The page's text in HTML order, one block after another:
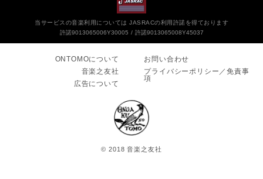
当サービスの音楽利用については JASRACの利用許諾を得ております
許諾9013065006Y30005
許諾9013065008Y45037
ONTOMOについて
音楽之友社
広告について
お問い合わせ
プライバシーポリシー／免責事
項
© 2018 音楽之友社